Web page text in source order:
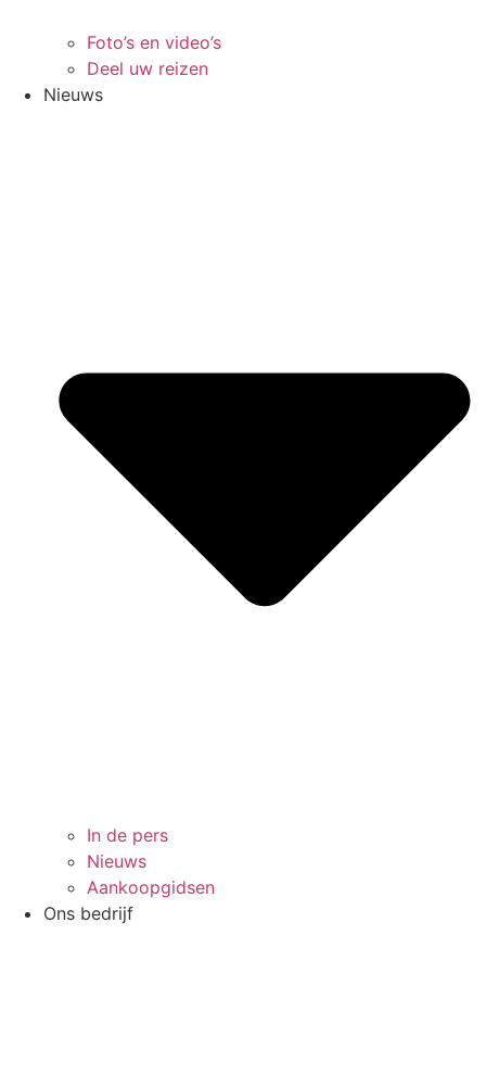
Foto’s en video’s
Deel uw reizen
Nieuws
In de pers
Nieuws
Aankoopgidsen
Ons bedrijf